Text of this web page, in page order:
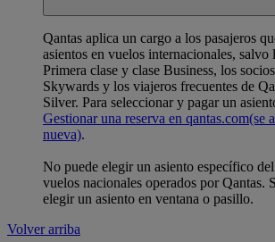
Qantas aplica un cargo a los pasajeros
asientos en vuelos internacionales, salvo
Primera clase y clase Business, los
Skywards y los viajeros frecuentes de
Silver. Para seleccionar y pagar un
Gestionar una reserva en qantas.com(se
nueva).
No puede elegir un asiento específico
vuelos nacionales operados por Qantas.
elegir un asiento en ventana o pasillo.
Volver arriba